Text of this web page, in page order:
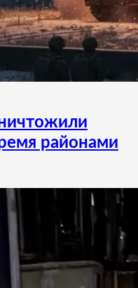
районами